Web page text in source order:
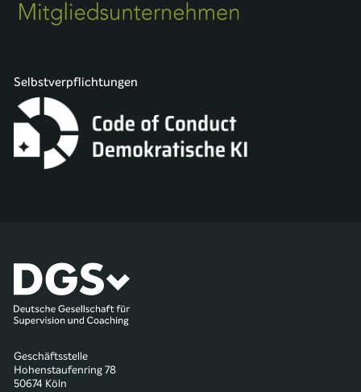
Selbstverpflichtungen
Geschäftsstelle
Hohenstaufenring 78
50674 Köln